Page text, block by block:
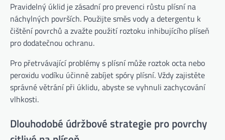
Pravidelný úklid je zásadní pro prevenci růstu plísní na
náchylných površích. Použijte směs vody a detergentu k
čištění povrchů a zvažte použití roztoku inhibujícího plíseň
pro dodatečnou ochranu.
Pro přetrvávající problémy s plísní může roztok octa nebo
peroxidu vodíku účinně zabíjet spóry plísní. Vždy zajistěte
správné větrání při úklidu, abyste se vyhnuli zachycování
vlhkosti.
Dlouhodobé údržbové strategie pro povrchy